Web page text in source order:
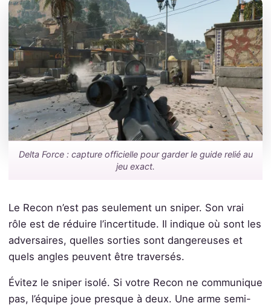
Delta Force : capture officielle pour garder le guide relié au
jeu exact.
Le Recon n’est pas seulement un sniper. Son vrai
rôle est de réduire l’incertitude. Il indique où sont les
adversaires, quelles sorties sont dangereuses et
quels angles peuvent être traversés.
Évitez le sniper isolé. Si votre Recon ne communique
pas, l’équipe joue presque à deux. Une arme semi-